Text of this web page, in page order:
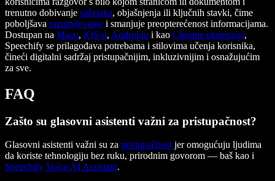
trenutno dobivanje sažetaka, objašnjenja ili ključnih stavki, čime
poboljšava razumijevanje i smanjuje preopterećenost informacijama.
Dostupan na Macu, iOS-u, Androidu i kao Chrome ekstenzija,
Speechify se prilagođava potrebama i stilovima učenja korisnika,
čineći digitalni sadržaj pristupačnijim, inkluzivnijim i osnažujućim
za sve.
FAQ
Zašto su glasovni asistenti važni za pristupačnost?
Glasovni asistenti važni su za pristupačnost jer omogućuju ljudima
da koriste tehnologiju bez ruku, prirodnim govorom — baš kao i
Speechify Voice AI Assistant.